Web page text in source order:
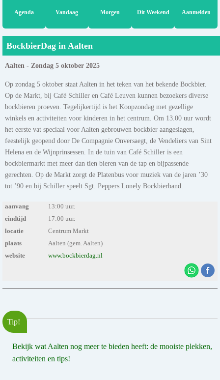
Agenda Vandaag Morgen Dit Weekend Aanmelden
BockbierDag in Aalten
Aalten - Zondag 5 oktober 2025
Op zondag 5 oktober staat Aalten in het teken van het bekende Bockbier.
Op de Markt, bij Café Schiller en Café Leuven kunnen bezoekers diverse
bockbieren proeven. Tegelijkertijd is het Koopzondag met gezellige
winkels en activiteiten voor kinderen in het centrum. Om 13.00 uur wordt
het eerste vat speciaal voor Aalten gebrouwen bockbier aangeslagen,
feestelijk geopend door De Compagnie Onversaegt, de Vendeliers van Sint
Helena en de Wijnprinsessen. In de tuin van Café Schiller is een
bockbiermarkt met meer dan tien bieren van de tap en bijpassende
gerechten. Op de Markt zorgt de Platenbus voor muziek van de jaren ’30
tot ’90 en bij Schiller speelt Sgt. Peppers Lonely Bockbierband.
aanvang
13:00 uur.
eindtijd
17:00 uur.
locatie
Centrum Markt
plaats
Aalten (gem. Aalten)
website
www.bockbierdag.nl
Tip!
Bekijk wat Aalten nog meer te bieden heeft: de mooiste plekken,
activiteiten en tips!